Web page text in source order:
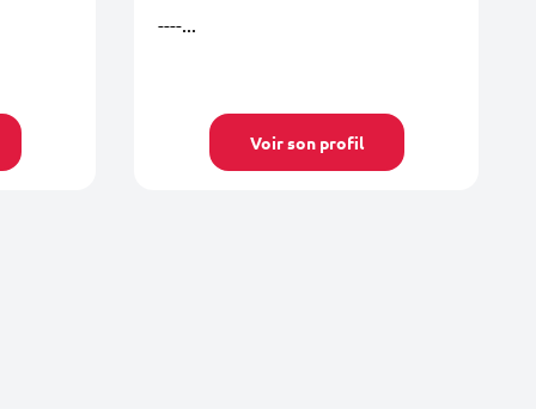
----...
Voir son profil